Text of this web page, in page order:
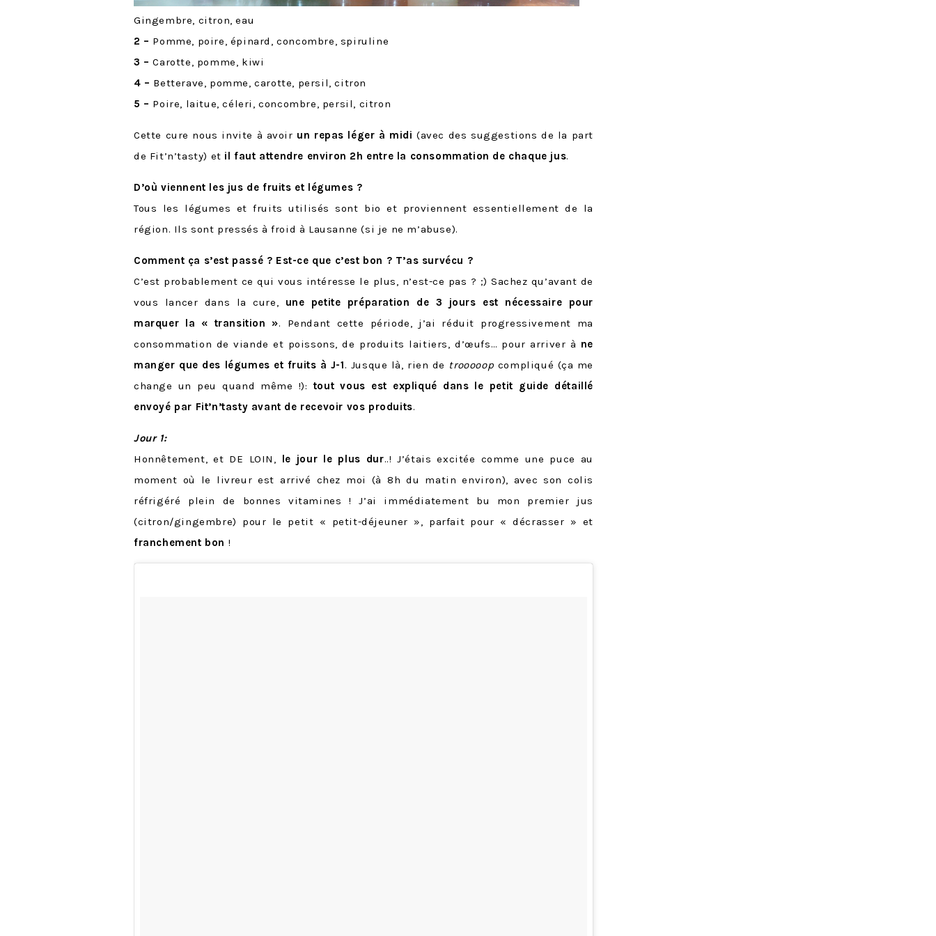
Gingembre, citron, eau
2 – Pomme, poire, épinard, concombre, spiruline
3 –Carotte, pomme, kiwi
4 – Betterave, pomme, carotte, persil, citron
5 – Poire, laitue, céleri, concombre, persil, citron
Cette cure nous invite à avoir un repas léger à midi (avec des suggestions de la part
de Fit’n’tasty) et il faut attendre environ 2h entre la consommation de chaque jus.
D’où viennent les jus de fruits et légumes ?
Tous les légumes et fruits utilisés sont bio et proviennent essentiellement de la
région. Ils sont pressés à froid à Lausanne (si je ne m’abuse).
Comment ça s’est passé ? Est-ce que c’est bon ? T’as survécu ?
C’est probablement ce qui vous intéresse le plus, n’est-ce pas ? ;) Sachez qu’avant de
vous lancer dans la cure, une petite préparation de 3 jours est nécessaire pour
marquer la « transition ». Pendant cette période, j’ai réduit progressivement ma
consommation de viande et poissons, de produits laitiers, d’œufs… pour arriver à ne
manger que des légumes et fruits à J-1. Jusque là, rien de trooooop compliqué (ça me
change un peu quand même !): tout vous est expliqué dans le petit guide détaillé
envoyé par Fit’n’tasty avant de recevoir vos produits.
Jour 1:
Honnêtement, et DE LOIN, le jour le plus dur..! J’étais excitée comme une puce au
moment où le livreur est arrivé chez moi (à 8h du matin environ), avec son colis
réfrigéré plein de bonnes vitamines ! J’ai immédiatement bu mon premier jus
(citron/gingembre) pour le petit « petit-déjeuner », parfait pour « décrasser » et
franchement bon !